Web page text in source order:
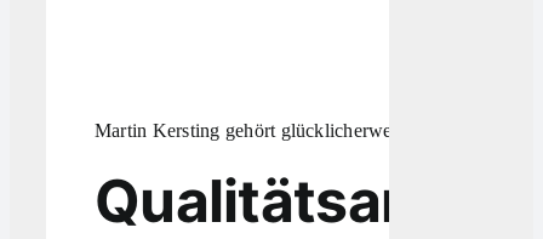
Martin Kersting gehört glücklicherweise nicht zum